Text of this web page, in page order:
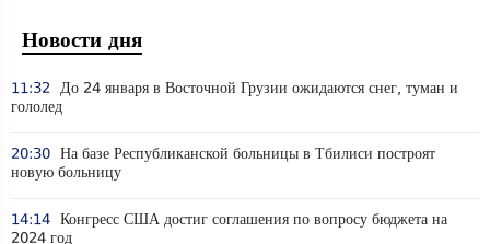
Новости дня
11:32 До 24 января в Восточной Грузии ожидаются снег, туман и
гололед
20:30 На базе Республиканской больницы в Тбилиси построят
новую больницу
14:14 Конгресс США достиг соглашения по вопросу бюджета на
2024 год